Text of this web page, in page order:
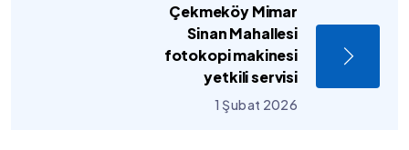
Çekmeköy Mimar
Sinan Mahallesi
fotokopi makinesi
yetkili servisi
1 Şubat 2026